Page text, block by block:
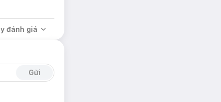
đánh giá
Gửi